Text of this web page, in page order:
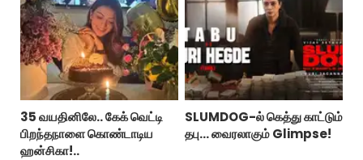
35 வயதினிலே.. கேக் வெட்டி
பிறந்தநாளை கொண்டாடிய
ஹன்சிகா!..
SLUMDOG-ல் கெத்து காட்டும்
தபு... வைரலாகும் Glimpse!